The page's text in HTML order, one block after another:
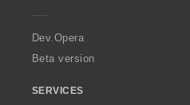
a
Dev.Opera
Beta version
SERVICES